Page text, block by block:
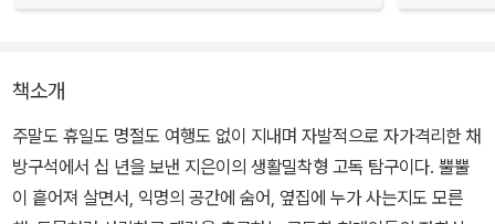
책소개
주말도 휴일도 명절도 여행도 없이 지내며 자발적으로 자가격리한 채
방구석에서 십 년을 보낸 지은이의 생활밀착형 고독 탐구이다. 뿔뿔
이 흩어져 살면서, 익명의 공간에 숨어, 옆집에 누가 사는지도 모른